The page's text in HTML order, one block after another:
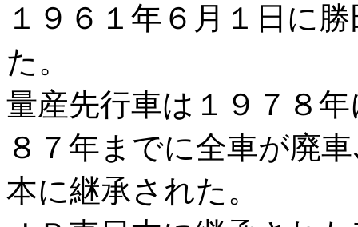
１９６１年６月１日に
た。
量産先行車は１９７８
８７年までに全車が廃
本に継承された。